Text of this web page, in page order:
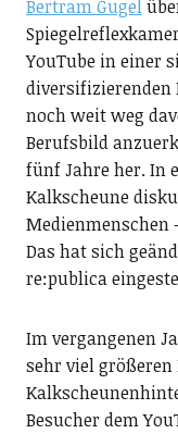
Bertram Gugel
YouTube in einer
noch weit weg
Berufsbild
fünf Jahre her. In
Kalkscheune
Medienmenschen
Das hat sich
re:publica
Im vergangenen
sehr viel größeren
Besucher dem